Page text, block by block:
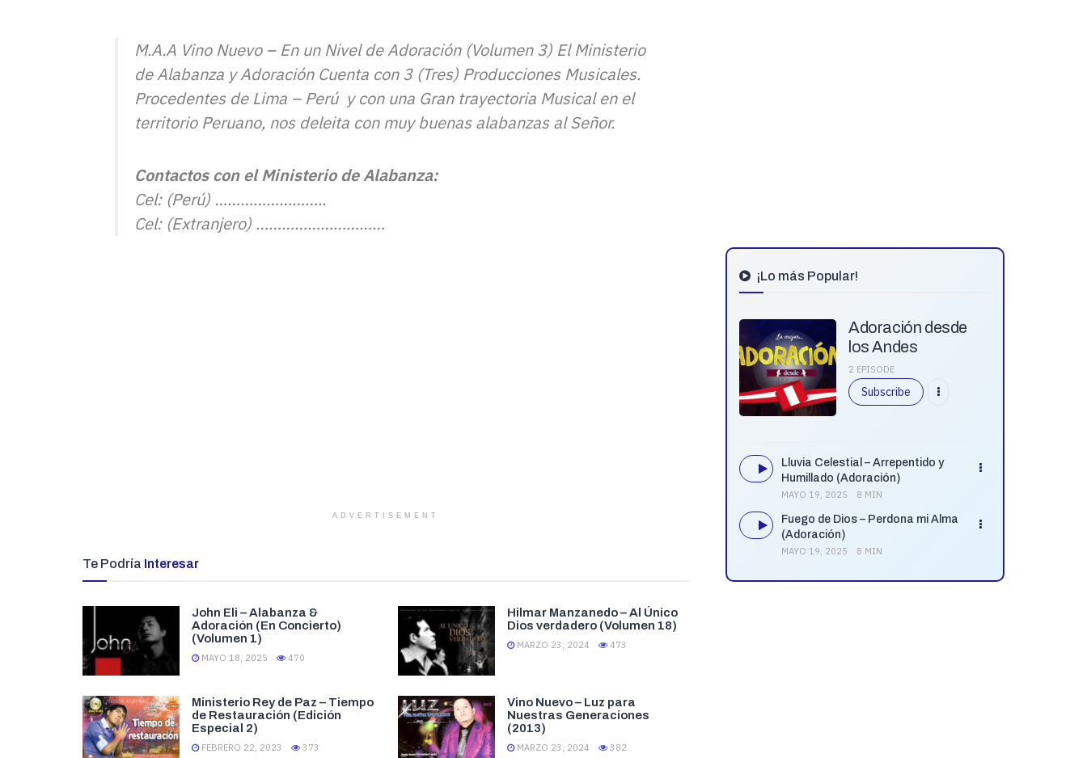
M.A.A Vino Nuevo – En un Nivel de Adoración (Volumen 3) El Ministerio
de Alabanza y Adoración Cuenta con 3 (Tres) Producciones Musicales.
Procedentes de Lima – Perú y con una Gran trayectoria Musical en el
territorio Peruano, nos deleita con muy buenas alabanzas al Señor.
Contactos con el Ministerio de Alabanza:
Cel: (Perú) ……………………..
Cel: (Extranjero) …………………………
ADVERTISEMENT
Te Podría Interesar
John Eli – Alabanza &
Adoración (En Concierto)
(Volumen 1)
MAYO 18, 2025 470
Hilmar Manzanedo – Al Único
Dios verdadero (Volumen 18)
MARZO 23, 2024 473
Ministerio Rey de Paz – Tiempo
de Restauración (Edición
Especial 2)
FEBRERO 22, 2023 373
Vino Nuevo – Luz para
Nuestras Generaciones
(2013)
MARZO 23, 2024 382
¡Lo más Popular!
Adoración desde
los Andes
2 EPISODE
Subscribe
Lluvia Celestial – Arrepentido y
Humillado (Adoración)
MAYO 19, 2025 8 MIN
Fuego de Dios – Perdona mi Alma
(Adoración)
MAYO 19, 2025 8 MIN